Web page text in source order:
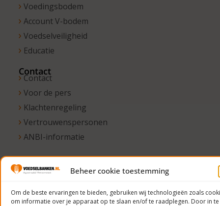
Beheer cookie toestemming
Om de beste ervaringen te bieden, gebruiken wij technologieën zoals
om informatie over je apparaat op te slaan en/of te raadplegen. Door in te
Voedingsbodem
Account V-bodem
Voedselveiligheid
Educatie
Contact
Contact
Voor de pers
Klachtenregeling
Vertrouwenspersonen
ANBI-informatie
Voedselbanken